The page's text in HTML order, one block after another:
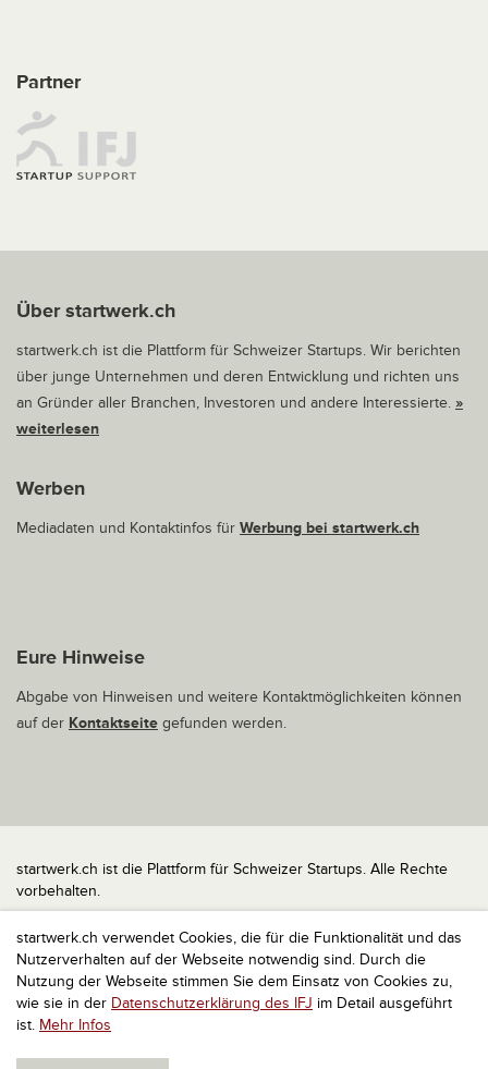
startwerk.ch verwendet Cookies, die für die Funktionalität und das
Nutzerverhalten auf der Webseite notwendig sind. Durch die
Nutzung der Webseite stimmen Sie dem Einsatz von Cookies zu,
wie sie in der Datenschutzerklärung des IFJ im Detail ausgeführt
ist. Mehr Infos
Partner
Über startwerk.ch
startwerk.ch ist die Plattform für Schweizer Startups. Wir berichten
über junge Unternehmen und deren Entwicklung und richten uns
an Gründer aller Branchen, Investoren und andere Interessierte. »
weiterlesen
Werben
Mediadaten und Kontaktinfos für Werbung bei startwerk.ch
Eure Hinweise
Abgabe von Hinweisen und weitere Kontaktmöglichkeiten können
auf der Kontaktseite gefunden werden.
startwerk.ch ist die Plattform für Schweizer Startups. Alle Rechte
vorbehalten.
Impressum
Kontakt
nach oben